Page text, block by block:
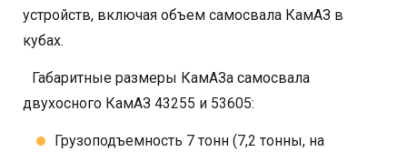
устройств, включая объем самосвала КамАЗ в
кубах.
Габаритные размеры КамАЗа самосвала
двухосного КамАЗ 43255 и 53605:
Грузоподъемность 7 тонн (7,2 тонны, на